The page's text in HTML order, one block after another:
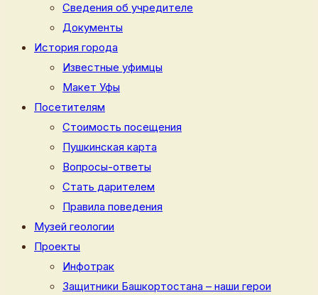
Сведения об учредителе
Документы
История города
Известные уфимцы
Макет Уфы
Посетителям
Стоимость посещения
Пушкинская карта
Вопросы-ответы
Стать дарителем
Правила поведения
Музей геологии
Проекты
Инфотрак
Защитники Башкортостана – наши герои